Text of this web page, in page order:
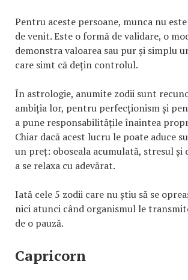
Pentru aceste persoane, munca nu
de venit. Este o formă de validare, o
demonstra valoarea sau pur și simplu
care simt că dețin controlul.
În astrologie, anumite zodii sunt
ambiția lor, pentru perfecționism și
a pune responsabilitățile înaintea
Chiar dacă acest lucru le poate aduce
un preț: oboseala acumulată, stresul și
a se relaxa cu adevărat.
Iată cele 5 zodii care nu știu să se
nici atunci când organismul le
de o pauză.
Capricorn